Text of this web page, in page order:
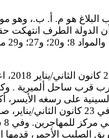
قرب ساحل ألميرية .
بالغ. وفي 23 كانون
الصليب الأحمر، قدمها